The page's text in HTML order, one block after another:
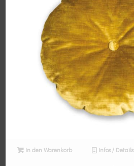
In den Warenkorb Infos / Details